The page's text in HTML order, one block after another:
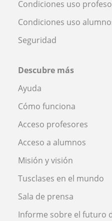
Condiciones uso
Condiciones uso
Seguridad
Descubre más
Ayuda
Cómo funciona
Acceso profesores
Acceso a alumnos
Misión y visión
Tusclases en el mundo
Sala de prensa
Informe sobre el futuro